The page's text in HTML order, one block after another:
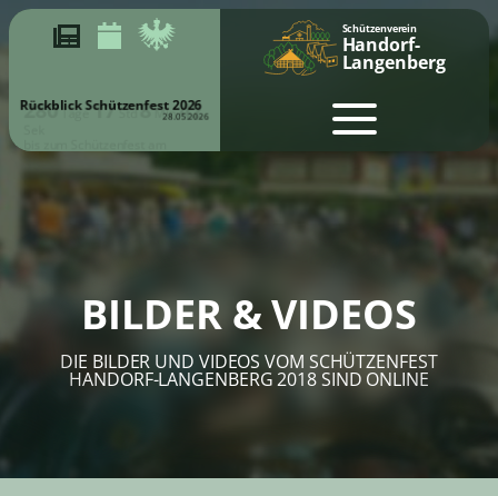
Schützenverein
Handorf-
Langenberg
28.05.2026
280 17 8 Min42
bis zum Schützenfest am
15.05.2027 & 16.05.2027
BILDER & VIDEOS
DIE BILDER UND VIDEOS VOM SCHÜTZENFEST
HANDORF-LANGENBERG 2018 SIND ONLINE